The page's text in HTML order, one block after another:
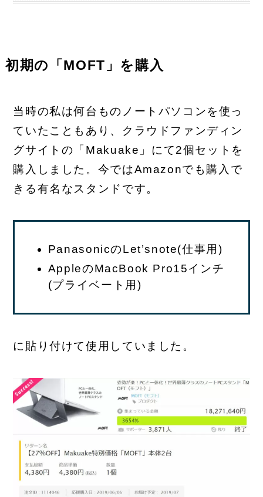
初期の「MOFT」を購入
当時の私は何台ものノートパソコンを使っ
ていたこともあり、クラウドファンディン
グサイトの「Makuake」にて2個セットを
購入しました。今ではAmazonでも購入で
きる有名なスタンドです。
PanasonicのLet’snote(仕事用)
AppleのMacBook Pro15インチ
(プライベート用)
に貼り付けて使用していました。